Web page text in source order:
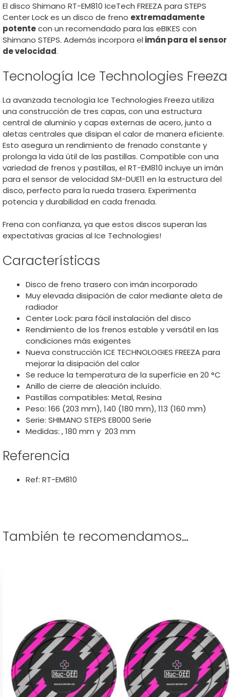
El disco Shimano RT-EM810 IceTech FREEZA para STEPS
Center Lock es un disco de freno extremadamente
potentecon un recomendado para las eBIKES con
Shimano STEPS. Además incorpora el imán para el sensor
de velocidad.
Tecnología Ice Technologies Freeza
La avanzada tecnología Ice Technologies Freeza utiliza
una construcción de tres capas, con una estructura
central de aluminio y capas externas de acero, junto a
aletas centrales que disipan el calor de manera eficiente.
Esto asegura un rendimiento de frenado constante y
prolonga la vida útil de las pastillas. Compatible con una
variedad de frenos y pastillas, el RT-EM810 incluye un imán
para el sensor de velocidad SM-DUE11 en la estructura del
disco, perfecto para la rueda trasera. Experimenta
potencia y durabilidad en cada frenada.
Frena con confianza, ya que estos discos superan las
expectativas gracias al Ice Technologies!
Características
Disco de freno trasero con imán incorporado
Muy elevada disipación de calor mediante aleta de
radiador
Center Lock: para fácil instalación del disco
Rendimiento de los frenos estable y versátil en las
condiciones más exigentes
Nueva construcción ICE TECHNOLOGIES FREEZA para
mejorar la disipación del calor
Se reduce la temperatura de la superficie en 20 °C
Anillo de cierre de aleación incluído.
Pastillas compatibles: Metal, Resina
Peso: 166 (203 mm), 140 (180 mm), 113 (160 mm)
Serie: SHIMANO STEPS E8000 Serie
Medidas: , 180 mm y 203 mm
Referencia
Ref: RT-EM810
También te recomendamos…